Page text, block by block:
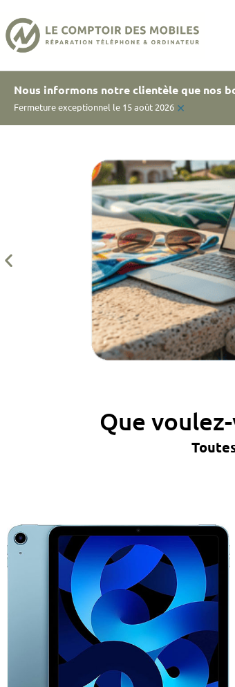
Nous informons notre clientèle que nos
Fermeture exceptionnel le 15 août 2026 ×
Que